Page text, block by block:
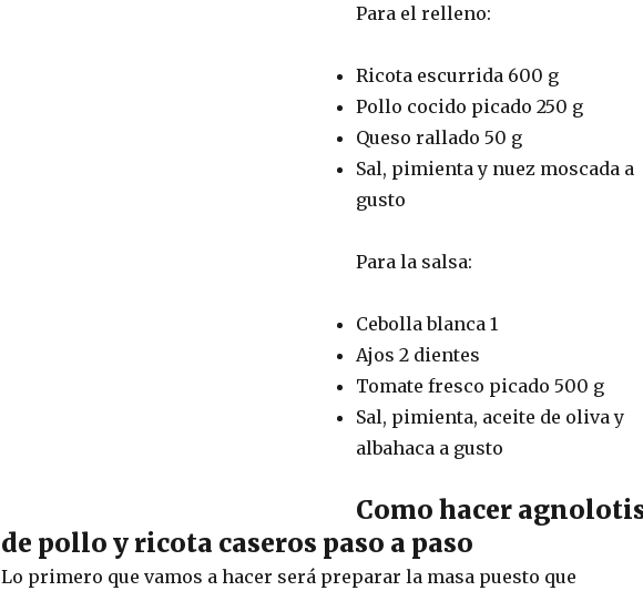
Para el relleno:
Ricota escurrida 600 g
Pollo cocido picado 250 g
Queso rallado 50 g
Sal, pimienta y nuez moscada a
gusto
Para la salsa:
Cebolla blanca 1
Ajos 2 dientes
Tomate fresco picado 500 g
Sal, pimienta, aceite de oliva y
albahaca a gusto
Como hacer
de pollo y ricota caseros paso a paso
Lo primero que vamos a hacer será preparar la masa puesto que